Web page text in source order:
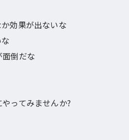
効果が出ないな
面倒だな
ってみませんか?